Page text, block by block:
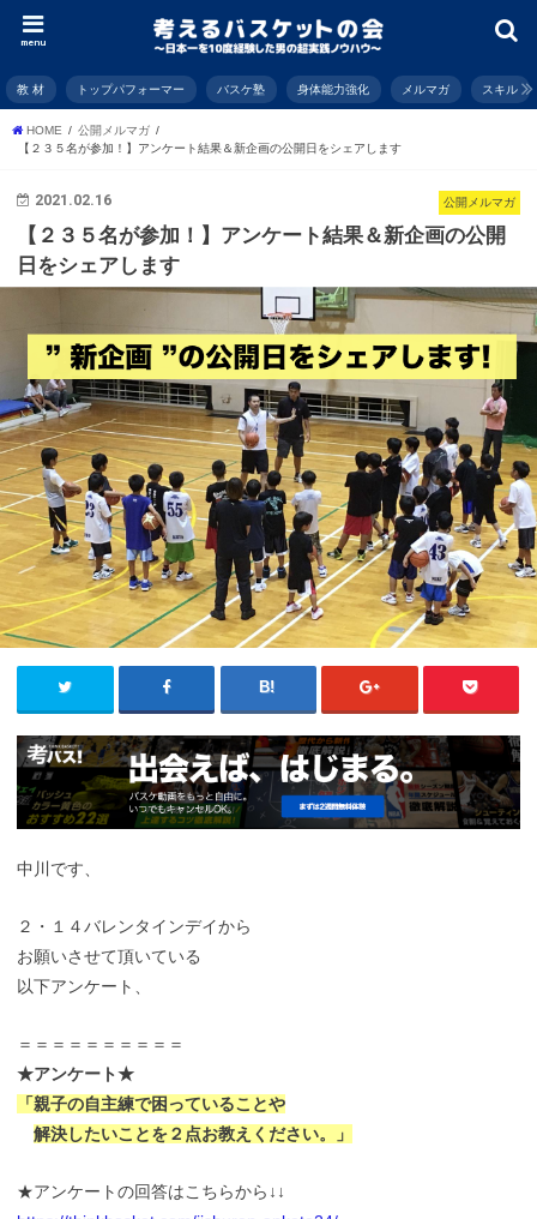
menu
教 材 トップパフォーマー バスケ塾 身体能力強化 メルマガ スキル
HOME
公開メルマガ
【２３５名が参加！】アンケート結果＆新企画の公開日をシェアします
公開メルマガ
2021.02.16
【２３５名が参加！】アンケート結果＆新企画の公開
日をシェアします
中川です、
２・１４バレンタインデイから
お願いさせて頂いている
以下アンケート、
＝＝＝＝＝＝＝＝＝＝
★アンケート★
「親子の自主練で困っていることや
解決したいことを２点お教えください。」
★アンケートの回答はこちらから↓↓